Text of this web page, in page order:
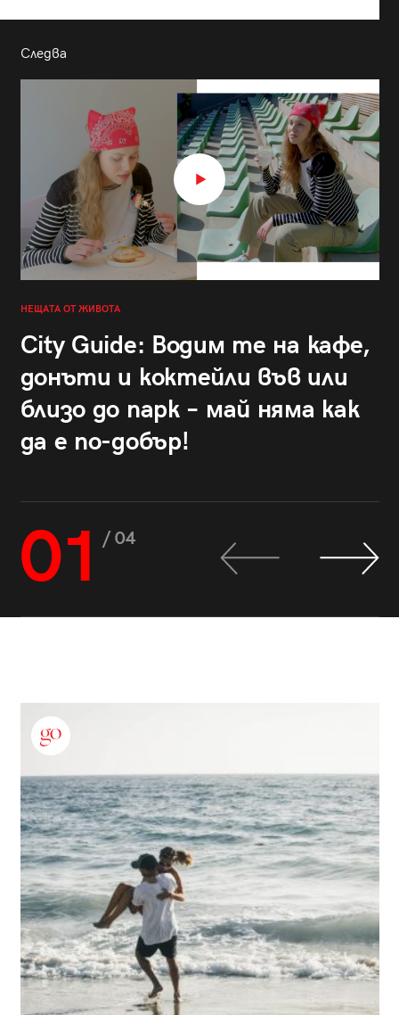
Следва
НЕЩАТА ОТ ЖИВОТА
City Guide: Водим те на кафе,
донъти и коктейли във или
близо до парк – май няма как
да е по-добър!
01 / 04